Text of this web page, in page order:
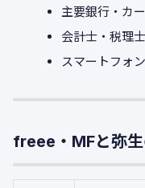
主要銀行・カ
会計士・税理
スマートフォ
freee・MFと弥